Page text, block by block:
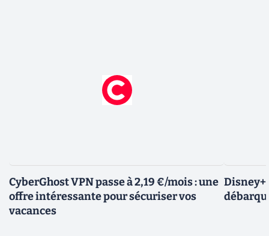
CyberGhost VPN passe à 2,19 €/mois : une
offre intéressante pour sécuriser vos
vacances
Disney+